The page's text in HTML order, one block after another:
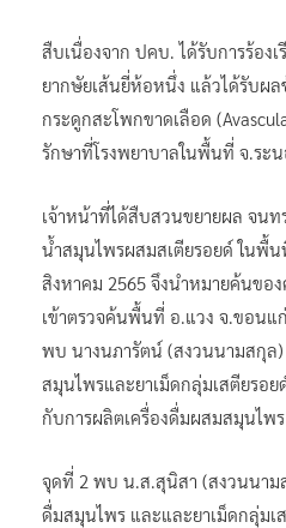
สืบเนื่องจาก ปคบ. ได้รับการร้อง
ยากษัยเส้นยี่ห้อหนึ่ง แล้วได้รับผล
กระดูกสะโพกขาดเลือด
รักษาที่โรงพยาบาลในพื้นที่ จ.ระน
เจ้าหน้าที่ได้สืบสวนขยายผล จน
น้ำสมุนไพรผสมสเตียรอยด์ ในพื้
สิงหาคม 2565 จึงนำหมายค้นขอ
เข้าตรวจค้นพื้นที่ อ.แวง จ.ขอนแ
พบ นางนภารัตน์ (สงวนนามสกุล)
สมุนไพรและยาเม็ดกลุ่มเสตียรอ
กับการผลิตเครื่องดื่มผสมสมุนไพ
จุดที่ 2 พบ น.ส.สุนิสา (สงวนนาม
ดื่มสมุนไพร และและยาเม็ดกลุ่ม